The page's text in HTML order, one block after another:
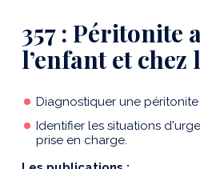
357 : Péritonite
l’enfant et chez
Diagnostiquer une péritonite
Identifier les situations
prise en charge.